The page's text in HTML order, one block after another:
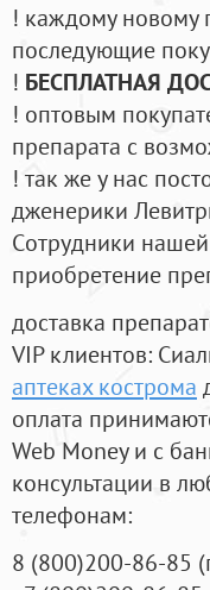
! каждому новому
последующие
! БЕСПЛАТНАЯ
! оптовым
препарата с
! так же у нас
дженерики
Cотрудники
приобретение
доставка
VIP клиентов:
аптеках кострома
оплата
Web Money и с
консультации в
телефонам:
8 (800)200-86-85 (